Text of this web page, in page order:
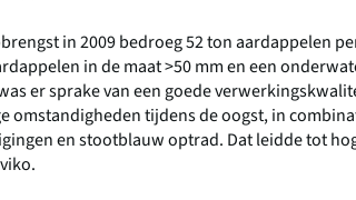
in 2009 bedroeg 52 ton aardappelen
in de maat >50 mm en een
er sprake van een goede
omstandigheden tijdens de oogst, in
en stootblauw optrad. Dat leidde tot